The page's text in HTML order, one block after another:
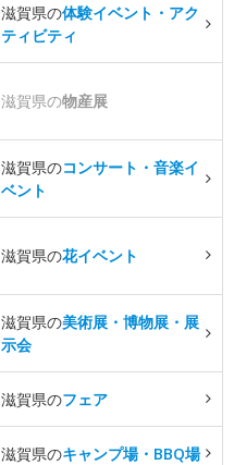
滋賀県の体験イベント・アク
ティビティ
滋賀県の物産展
滋賀県のコンサート・音楽イ
ベント
滋賀県の花イベント
滋賀県の美術展・博物展・展
示会
滋賀県のフェア
滋賀県のキャンプ場・BBQ場